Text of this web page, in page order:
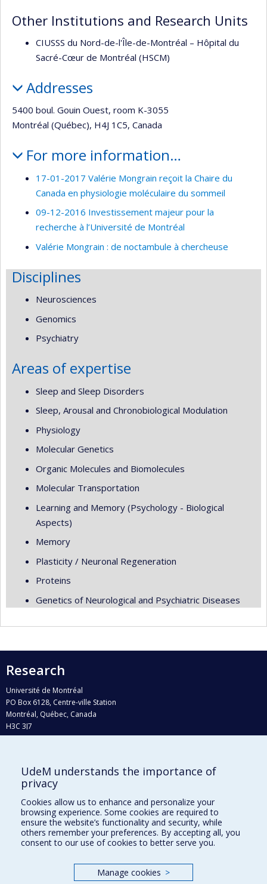
Other Institutions and Research Units
CIUSSS du Nord-de-l'Île-de-Montréal – Hôpital du
Sacré-Cœur de Montréal (HSCM)
Addresses
5400 boul. Gouin Ouest, room K-3055
Montréal (Québec), H4J 1C5, Canada
For more information…
17-01-2017 Valérie Mongrain reçoit la Chaire du
Canada en physiologie moléculaire du sommeil
09-12-2016 Investissement majeur pour la
recherche à l’Université de Montréal
Valérie Mongrain : de noctambule à chercheuse
Disciplines
Neurosciences
Genomics
Psychiatry
Areas of expertise
Sleep and Sleep Disorders
Sleep, Arousal and Chronobiological Modulation
Physiology
Molecular Genetics
Organic Molecules and Biomolecules
Molecular Transportation
Learning and Memory (Psychology - Biological
Aspects)
Memory
Plasticity / Neuronal Regeneration
Proteins
Genetics of Neurological and Psychiatric Diseases
Research
Université de Montréal
PO Box 6128, Centre-ville Station
Montréal, Québec, Canada
H3C 3J7
Who does what?
Find us
Site map
Accessibility
UdeM understands the importance of
privacy
Cookies allow us to enhance and personalize your
browsing experience. Some cookies are required to
ensure the website’s functionality and security, while
others remember your preferences. By accepting all, you
consent to our use of cookies to better serve you.
Manage cookies >